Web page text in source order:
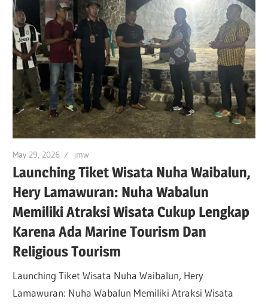
May 29, 2026 jmw
Launching Tiket Wisata Nuha Waibalun,
Hery Lamawuran: Nuha Wabalun
Memiliki Atraksi Wisata Cukup Lengkap
Karena Ada Marine Tourism Dan
Religious Tourism
Launching Tiket Wisata Nuha Waibalun, Hery
Lamawuran: Nuha Wabalun Memiliki Atraksi Wisata